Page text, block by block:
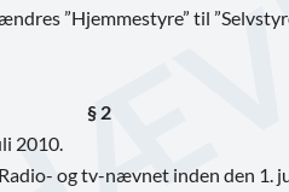
”Hjemmestyre” til
§ 2
2010.
og tv-nævnet inden den 1.